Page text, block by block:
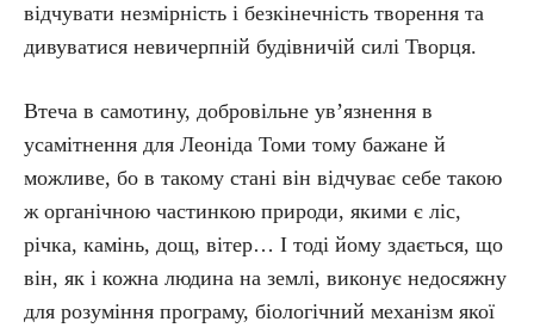
відчувати незмірність і безкінечність творення та
дивуватися невичерпній будівничій силі Творця.
Втеча в самотину, добровільне ув’язнення в
усамітнення для Леоніда Томи тому бажане й
можливе, бо в такому стані він відчуває себе такою
ж органічною частинкою природи, якими є ліс,
річка, камінь, дощ, вітер… І тоді йому здається, що
він, як і кожна людина на землі, виконує недосяжну
для розуміння програму, біологічний механізм якої